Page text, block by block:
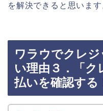
を解決できると思います
ワラウでクレ
い理由３．「
払いを確認する